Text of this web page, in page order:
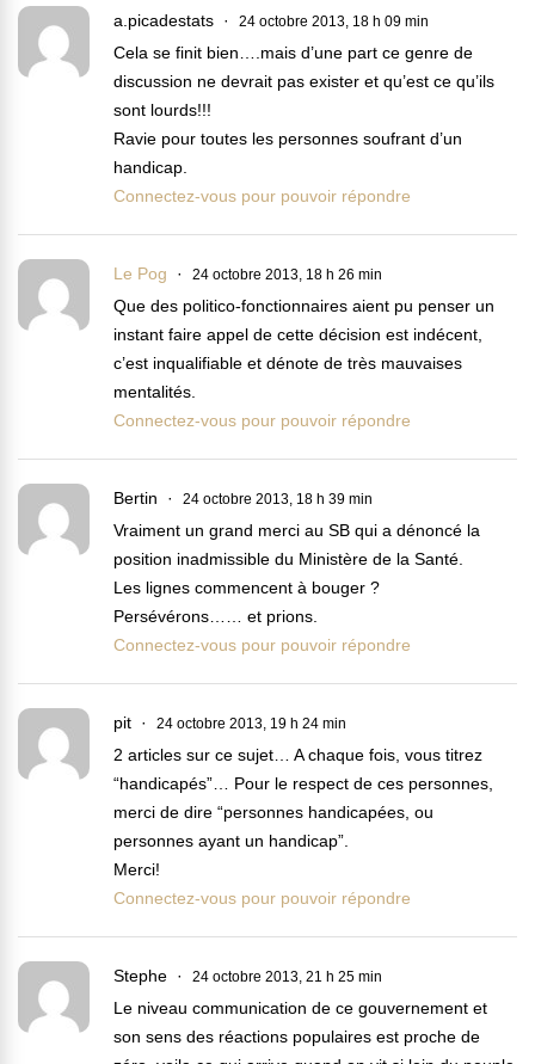
a.picadestats 24 octobre 2013, 18 h 09 min
Cela se finit bien….mais d’une part ce genre de
discussion ne devrait pas exister et qu’est ce qu’ils
sont lourds!!!
Ravie pour toutes les personnes soufrant d’un
handicap.
Connectez-vous pour pouvoir répondre
Le Pog 24 octobre 2013, 18 h 26 min
Que des politico-fonctionnaires aient pu penser un
instant faire appel de cette décision est indécent,
c’est inqualifiable et dénote de très mauvaises
mentalités.
Connectez-vous pour pouvoir répondre
Bertin 24 octobre 2013, 18 h 39 min
Vraiment un grand merci au SB qui a dénoncé la
position inadmissible du Ministère de la Santé.
Les lignes commencent à bouger ?
Persévérons…… et prions.
Connectez-vous pour pouvoir répondre
pit 24 octobre 2013, 19 h 24 min
2 articles sur ce sujet… A chaque fois, vous titrez
“handicapés”… Pour le respect de ces personnes,
merci de dire “personnes handicapées, ou
personnes ayant un handicap”.
Merci!
Connectez-vous pour pouvoir répondre
Stephe 24 octobre 2013, 21 h 25 min
Le niveau communication de ce gouvernement et
son sens des réactions populaires est proche de